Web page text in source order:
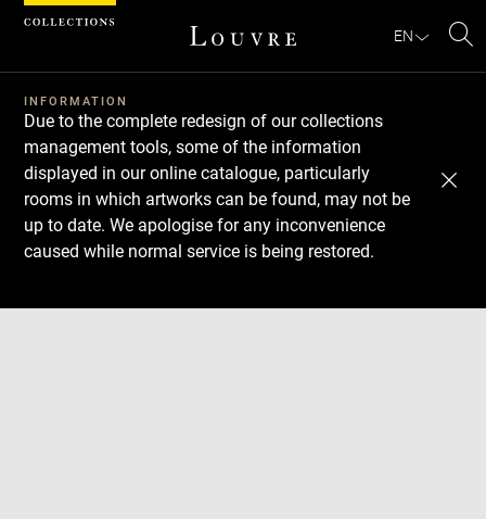
EN
INFORMATION
Due to the complete redesign of our collections
management tools, some of the information
displayed in our online catalogue, particularly
rooms in which artworks can be found, may not be
up to date. We apologise for any inconvenience
caused while normal service is being restored.
Download
Next
Previous
Cookies management panel